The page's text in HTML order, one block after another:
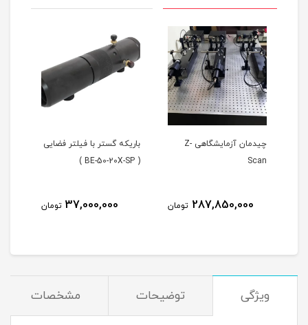
چیدمان آزمایشگاهی Z-
Scan
287,850,000 تومان
باریکه گستر با فیلتر فضایی
( BE-50-20X-SP )
37,000,000 تومان
ویژگی توضیحات مشخصات